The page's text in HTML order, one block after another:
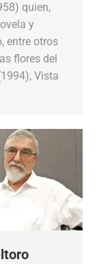
quien,
y
entre otros
flores del
Vista